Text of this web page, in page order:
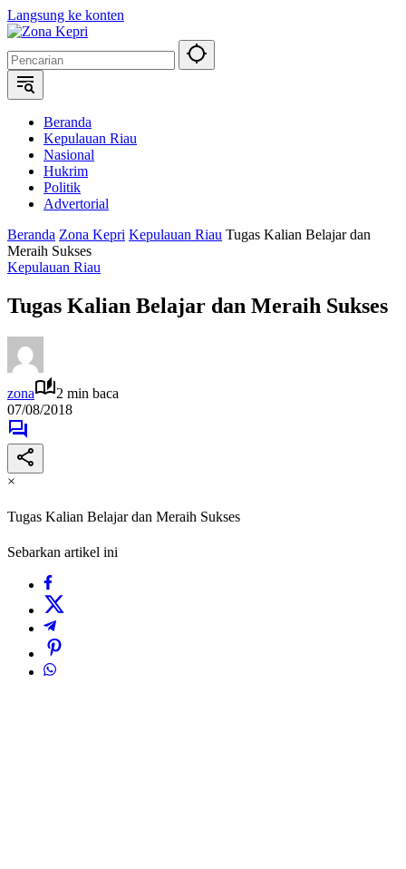
Langsung ke konten
Beranda
Kepulauan Riau
Nasional
Hukrim
Politik
Advertorial
Beranda Zona Kepri Kepulauan Riau Tugas Kalian Belajar dan
Meraih Sukses
Kepulauan Riau
Tugas Kalian Belajar dan Meraih Sukses
zona
2 min baca
07/08/2018
×
Tugas Kalian Belajar dan Meraih Sukses
Sebarkan artikel ini